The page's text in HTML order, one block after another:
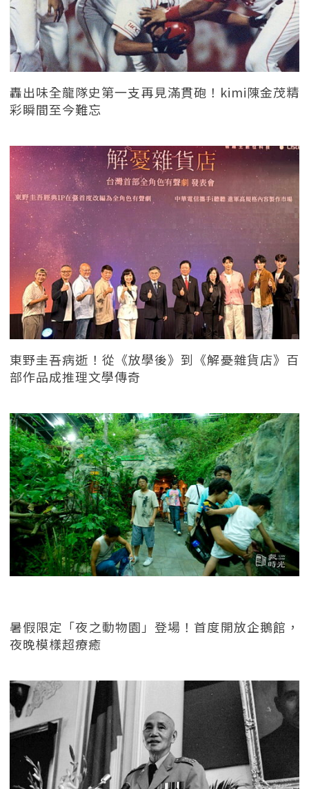
轟出味全龍隊史第一支再見滿貫砲！kimi陳金茂精
彩瞬間至今難忘
東野圭吾病逝！從《放學後》到《解憂雜貨店》百
部作品成推理文學傳奇
暑假限定「夜之動物園」登場！首度開放企鵝館，
夜晚模樣超療癒